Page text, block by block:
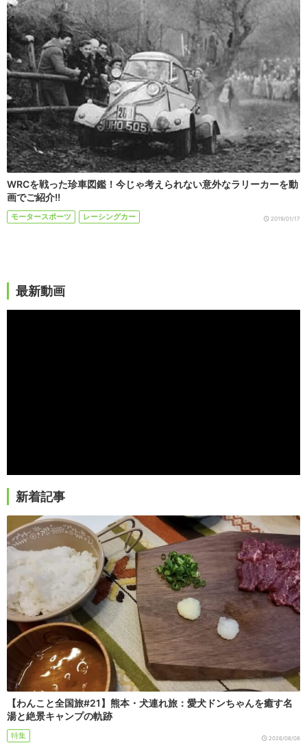
WRCを戦った珍車図鑑！今じゃ考えられない意外なラリーカーを動
画でご紹介!!
モータースポーツ レーシングカー 2019/01/17
最新動画
新着記事
【わんこと全国旅#21】熊本・犬連れ旅：愛犬ドンちゃんを癒す名
湯と絶景キャンプの軌跡
特集 2026/08/08